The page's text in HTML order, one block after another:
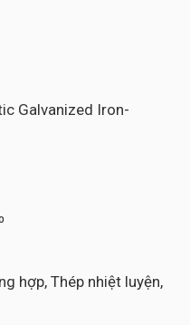
Galvanized Iron-
hợp, Thép nhiệt luyện,